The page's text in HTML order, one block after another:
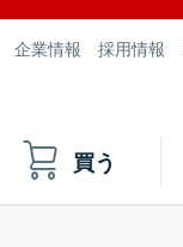
企業情報 採用情報
買う